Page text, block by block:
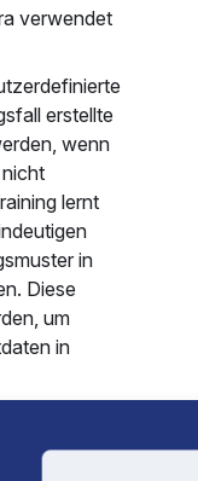
verwendet
erstellte
wenn
lernt
in
Diese
um
in